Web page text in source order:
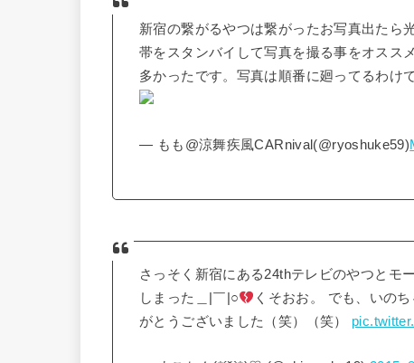
新宿の繋がるやつは繋がったお写真出たら
帯をスタンバイして写真を撮る事をオスス
多かったです。写真は順番に廻ってるわけ
— もも@涼舞疾風CARnival(@ryoshuke59)
さっそく新宿にある24thテレビのやつとモ
しまった＿|￣|○
くそおお。 でも、いの
がとうございました（笑）（笑）